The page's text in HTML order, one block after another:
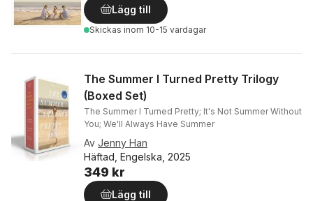
Lägg till
Skickas inom 10-15 vardagar
The Summer I Turned Pretty Trilogy
(Boxed Set)
The Summer I Turned Pretty; It's Not Summer Without
You; We'll Always Have Summer
Av Jenny Han
Häftad, Engelska, 2025
349 kr
Lägg till